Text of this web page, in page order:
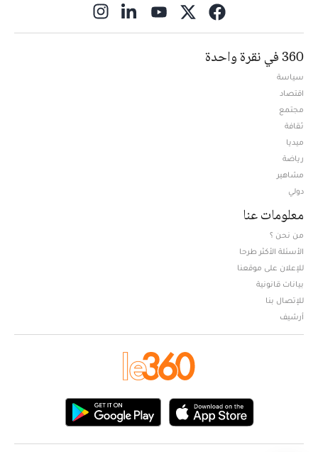
360 في نقرة واحدة
سياسة
اقتصاد
مجتمع
ثقافة
ميديا
رياضة
مشاهير
دولي
معلومات عنا
من نحن ؟
الأسئلة الأكثر طرحا
للإعلان على موقعنا
بيانات قانونية
للإتصال بنا
أرشيف